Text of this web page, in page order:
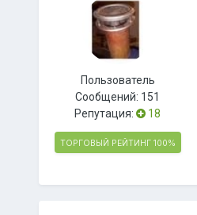
Пользователь
Сообщений: 151
Репутация:
18
ТОРГОВЫЙ РЕЙТИНГ 100%